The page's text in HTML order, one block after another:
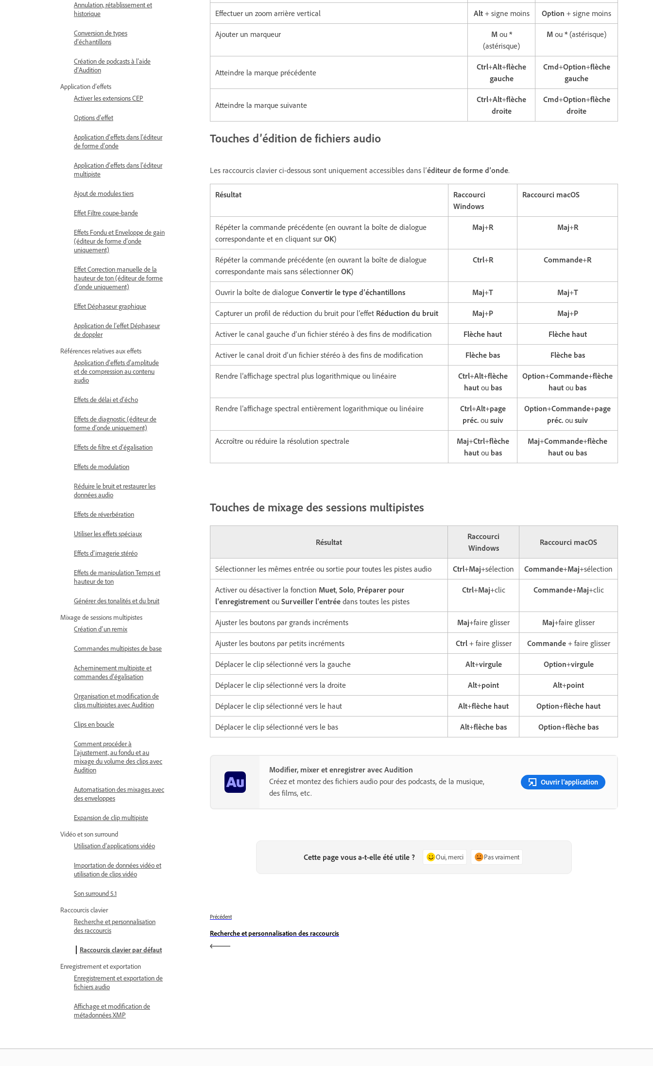
Annulation, rétablissement et
historique
Conversion de types
d’échantillons
Création de podcasts à l’aide
d’Audition
Application d’effets
Activer les extensions CEP
Options d’effet
Application d’effets dans l’éditeur
de forme d’onde
Application d’effets dans l’éditeur
multipiste
Ajout de modules tiers
Effet Filtre coupe-bande
Effets Fondu et Enveloppe de gain
(éditeur de forme d’onde
uniquement)
Effet Correction manuelle de la
hauteur de ton (éditeur de forme
d’onde uniquement)
Effet Déphaseur graphique
Application de l’effet Déphaseur
de doppler
Références relatives aux effets
Application d’effets d’amplitude
et de compression au contenu
audio
Effets de délai et d’écho
Effets de diagnostic (éditeur de
forme d’onde uniquement)
Effets de filtre et d’égalisation
Effets de modulation
Réduire le bruit et restaurer les
données audio
Effets de réverbération
Utiliser les effets spéciaux
Effets d’imagerie stéréo
Effets de manipulation Temps et
hauteur de ton
Générer des tonalités et du bruit
Mixage de sessions multipistes
Création d’un remix
Commandes multipistes de base
Acheminement multipiste et
commandes d’égalisation
Organisation et modification de
clips multipistes avec Audition
Clips en boucle
Comment procéder à
l’ajustement, au fondu et au
mixage du volume des clips avec
Audition
Automatisation des mixages avec
des enveloppes
Expansion de clip multipiste
Vidéo et son surround
Utilisation d’applications vidéo
Importation de données vidéo et
utilisation de clips vidéo
Son surround 5.1
Raccourcis clavier
Recherche et personnalisation
des raccourcis
Raccourcis clavier par défaut
Enregistrement et exportation
Enregistrement et exportation de
fichiers audio
Affichage et modification de
métadonnées XMP
Effectuer un zoom arrière vertical Alt+ signe moins Option + signe moins
Ajouter un marqueur Mou *
(astérisque)
M ou * (astérisque)
Atteindre la marque précédente
Ctrl+Alt+flèche
gauche
Cmd+Option+flèche
gauche
Atteindre la marque suivante
Ctrl+Alt+flèche
droite
Cmd+Option+flèche
droite
Touches d’édition de fichiers audio
Les raccourcis clavier ci-dessous sont uniquement accessibles dans l’éditeur de forme d’onde.
Résultat
Raccourci
Windows
Raccourci macOS
Répéter la commande précédente (en ouvrant la boîte de dialogue
correspondante et en cliquant sur OK)
Maj+R Maj+R
Répéter la commande précédente (en ouvrant la boîte de dialogue
correspondante mais sans sélectionner OK)
Ctrl+R Commande+R
Ouvrir la boîte de dialogue Convertir le type d’échantillons Maj+T Maj+T
Capturer un profil de réduction du bruit pour l’effet Réduction du bruit Maj+P Maj+P
Activer le canal gauche d’un fichier stéréo à des fins de modification Flèche haut Flèche haut
Activer le canal droit d’un fichier stéréo à des fins de modification Flèche bas Flèche bas
Rendre l’affichage spectral plus logarithmique ou linéaire Ctrl+Alt+flèche
hautou bas
Option+Commande+flèche
haut ou bas
Rendre l’affichage spectral entièrement logarithmique ou linéaire Ctrl+Alt+page
préc.ou suiv
Option+Commande+page
préc. ou suiv
Accroître ou réduire la résolution spectrale Maj+Ctrl+flèche
hautou bas
Maj+Commande+flèche
haut ou bas
Touches de mixage des sessions multipistes
Résultat
Raccourci
Windows
Raccourci macOS
Sélectionner les mêmes entrée ou sortie pour toutes les pistes audio Ctrl+Maj+sélection Commande+Maj+sélection
Activer ou désactiver la fonction Muet, Solo, Préparer pour
l’enregistrement ou Surveiller l’entrée dans toutes les pistes
Ctrl+Maj+clic Commande+Maj+clic
Ajuster les boutons par grands incréments Maj+faire glisser Maj+faire glisser
Ajuster les boutons par petits incréments Ctrl+ faire glisser Commande+ faire glisser
Déplacer le clip sélectionné vers la gauche Alt+virgule Option+virgule
Déplacer le clip sélectionné vers la droite Alt+point Alt+point
Déplacer le clip sélectionné vers le haut Alt+flèche haut Option+flèche haut
Déplacer le clip sélectionné vers le bas Alt+flèche bas Option+flèche bas
Modifier, mixer et enregistrer avec Audition
Créez et montez des fichiers audio pour des podcasts, de la musique,
des films, etc.
Ouvrir l’application
Cette page vous a-t-elle été utile ? Oui, merci Pas vraiment
Précédent
Recherche et personnalisation des raccourcis